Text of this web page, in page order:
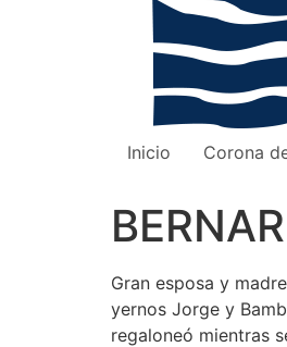
Inicio Corona
Gran esposa y
yernos Jorge y
regaloneó mientras